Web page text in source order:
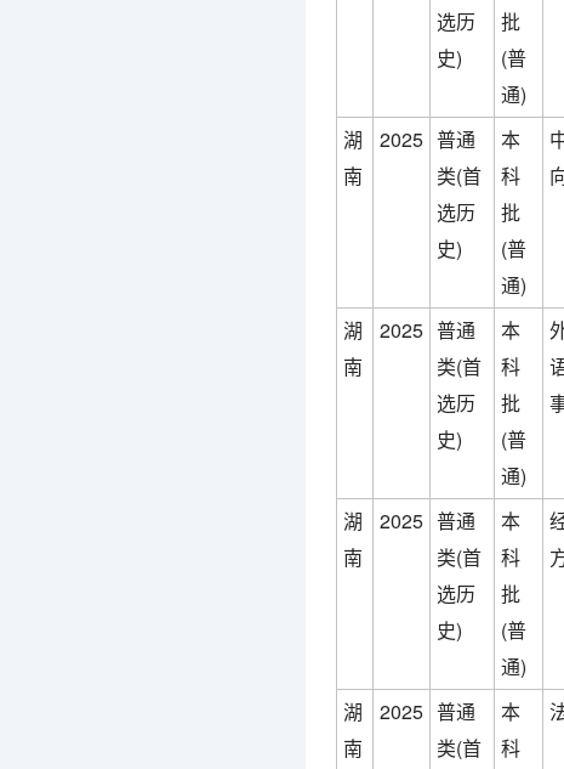
选历
史)
批
(普
通)
湖
南
2025 普通
类(首
选历
史)
本
科
批
(普
通)
湖
南
2025 普通
类(首
选历
史)
本
科
批
(普
通)
湖
南
2025 普通
类(首
选历
史)
本
科
批
(普
通)
湖
南
2025 普通
类(首
本
科